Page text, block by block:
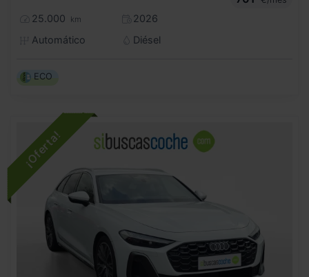
25.000 km
2026
Automático
Diésel
ECO